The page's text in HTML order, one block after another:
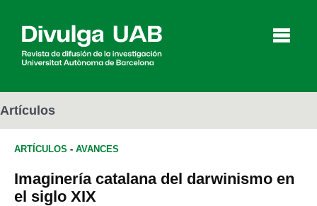
Artículos Entrevistas
Artículos
ARTÍCULOS - AVANCES
Imaginería catalana del darwinismo en
el siglo XIX